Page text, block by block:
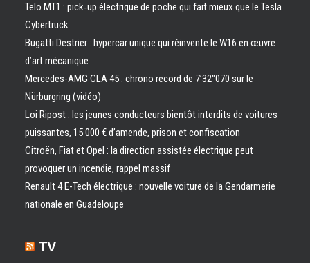
Telo MT1 : pick‑up électrique de poche qui fait mieux que le Tesla
Cybertruck
Bugatti Destrier : hypercar unique qui réinvente le W16 en œuvre
d’art mécanique
Mercedes-AMG CLA 45 : chrono record de 7’32″070 sur le
Nürburgring (vidéo)
Loi Ripost : les jeunes conducteurs bientôt interdits de voitures
puissantes, 15 000 € d’amende, prison et confiscation
Citroën, Fiat et Opel : la direction assistée électrique peut
provoquer un incendie, rappel massif
Renault 4 E-Tech électrique : nouvelle voiture de la Gendarmerie
nationale en Guadeloupe
TV